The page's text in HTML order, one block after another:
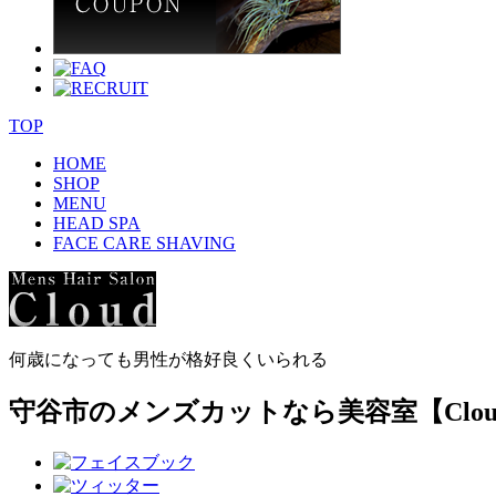
TOP
HOME
SHOP
MENU
HEAD SPA
FACE CARE SHAVING
何歳になっても男性が格好良くいられる
守谷市のメンズカットなら美容室【